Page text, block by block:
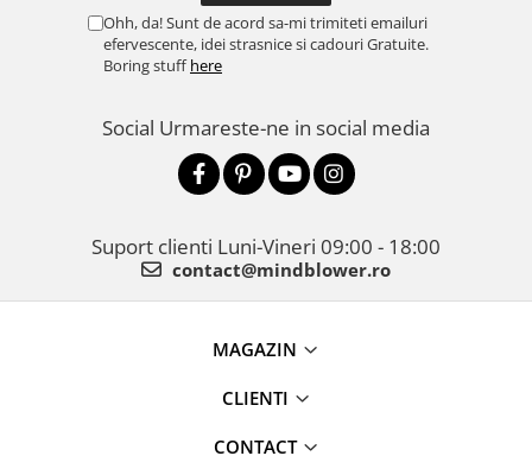
Ohh, da! Sunt de acord sa-mi trimiteti emailuri
efervescente, idei strasnice si cadouri Gratuite.
Boring stuffhere
Social Urmareste-ne in social media
Suport clienti Luni-Vineri 09:00 - 18:00
contact@mindblower.ro
MAGAZIN
CLIENTI
CONTACT